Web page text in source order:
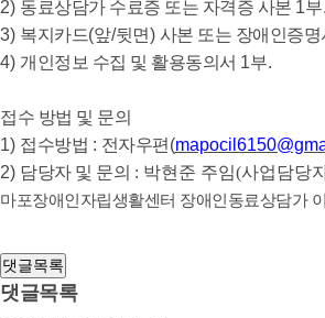
2) 동료상담가 수료증 또는 자격증 사본 1부.
3) 복지카드(앞/뒷면) 사본 또는 장애인증명
4) 개인정보 수집 및 활용동의서 1부.
접수 방법 및 문의
1) 접수방법 : 전자우편 (
2) 담당자 및 문의 : 박현준 주임(사업담당
마포장애인자립생활센터 장애인동료상담가
댓글목록
댓글목록